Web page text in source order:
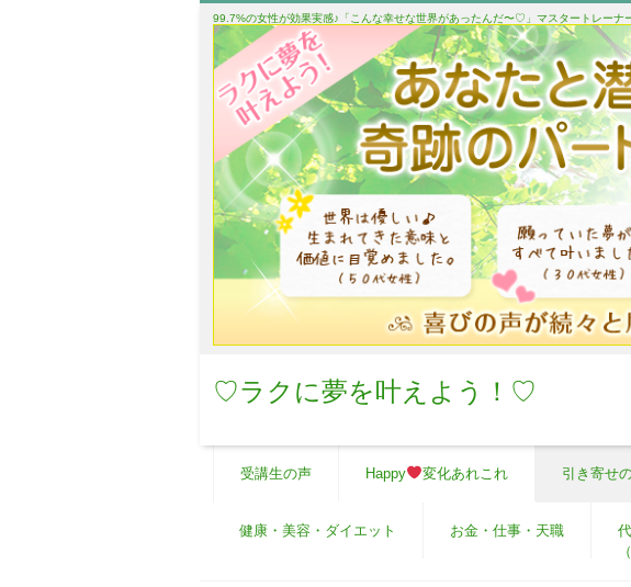
99.7%の女性が効果実感♪「こんな幸せな世界があったんだ〜♡」マスタートレーナ
♡ラクに夢を叶えよう！♡
受講生の声 Happy 変化あれこれ 引き寄せ
健康・美容・ダイエット お金・仕事・天職